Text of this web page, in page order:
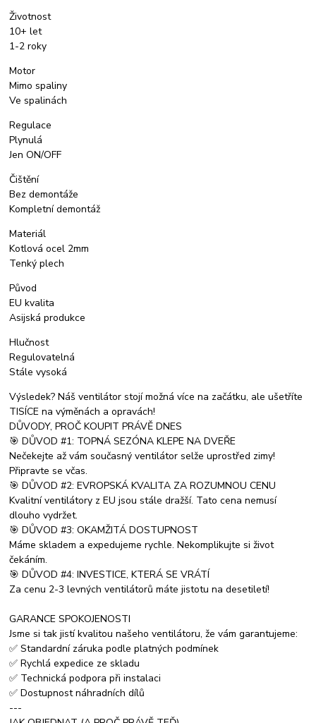
Životnost
10+ let
1-2 roky
Motor
Mimo spaliny
Ve spalinách
Regulace
Plynulá
Jen ON/OFF
Čištění
Bez demontáže
Kompletní demontáž
Materiál
Kotlová ocel 2mm
Tenký plech
Původ
EU kvalita
Asijská produkce
Hlučnost
Regulovatelná
Stále vysoká
Výsledek? Náš ventilátor stojí možná více na začátku, ale ušetříte
TISÍCE na výměnách a opravách!
DŮVODY, PROČ KOUPIT PRÁVĚ DNES
🎯 DŮVOD #1: TOPNÁ SEZÓNA KLEPE NA DVEŘE
Nečekejte až vám současný ventilátor selže uprostřed zimy!
Připravte se včas.
🎯 DŮVOD #2: EVROPSKÁ KVALITA ZA ROZUMNOU CENU
Kvalitní ventilátory z EU jsou stále dražší. Tato cena nemusí
dlouho vydržet.
🎯 DŮVOD #3: OKAMŽITÁ DOSTUPNOST
Máme skladem a expedujeme rychle. Nekomplikujte si život
čekáním.
🎯 DŮVOD #4: INVESTICE, KTERÁ SE VRÁTÍ
Za cenu 2-3 levných ventilátorů máte jistotu na desetiletí!
GARANCE SPOKOJENOSTI
Jsme si tak jistí kvalitou našeho ventilátoru, že vám garantujeme:
✅ Standardní záruka podle platných podmínek
✅ Rychlá expedice ze skladu
✅ Technická podpora při instalaci
✅ Dostupnost náhradních dílů
---